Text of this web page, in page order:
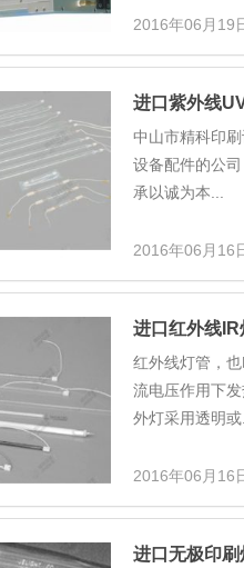
2016年06月19
进口紫外线
中山市精科印
设备配件的公
承以诚为本...
2016年06月16
进口红外线IR
红外线灯管，
流电压作用下
外灯采用透明或
2016年06月16
进口无极印刷